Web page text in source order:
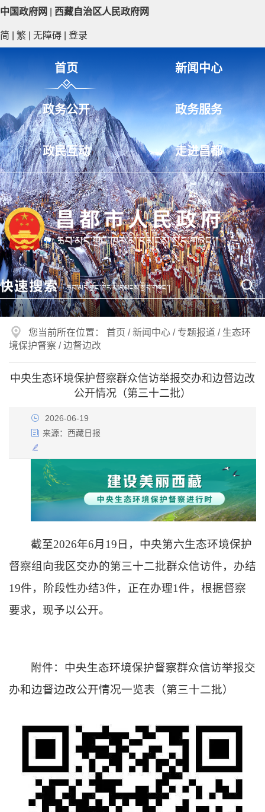
中国政府网 西藏自治区人民政府网
简 繁 无障碍 登录
首页 新闻中心
政务公开 政务服务
政民互动 走进昌都
您当前所在位置： 首页 /新闻中心 / 专题报道 / 生态环
境保护督察 /边督边改
中央生态环境保护督察群众信访举报交办和边督边改
公开情况（第三十二批）
2026-06-19
来源： 西藏日报
截至2026年6月19日，中央第六生态环境保护
督察组向我区交办的第三十二批群众信访件，办结
19件，阶段性办结3件，正在办理1件，根据督察
要求，现予以公开。
附件： 中央生态环境保护督察群众信访举报交
办和边督边改公开情况一览表（第三十二批）